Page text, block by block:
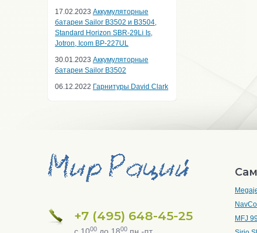
17.02.2023 Аккумуляторные
батареи Sailor B3502 и B3504,
Standard Horizon SBR-29Li Is,
Jotron, Icom BP-227UL
30.01.2023 Аккумуляторные
батареи Sailor B3502
06.12.2022 Гарнитуры David Clark
+7 (495) 648-45-25
00 00
MFJ